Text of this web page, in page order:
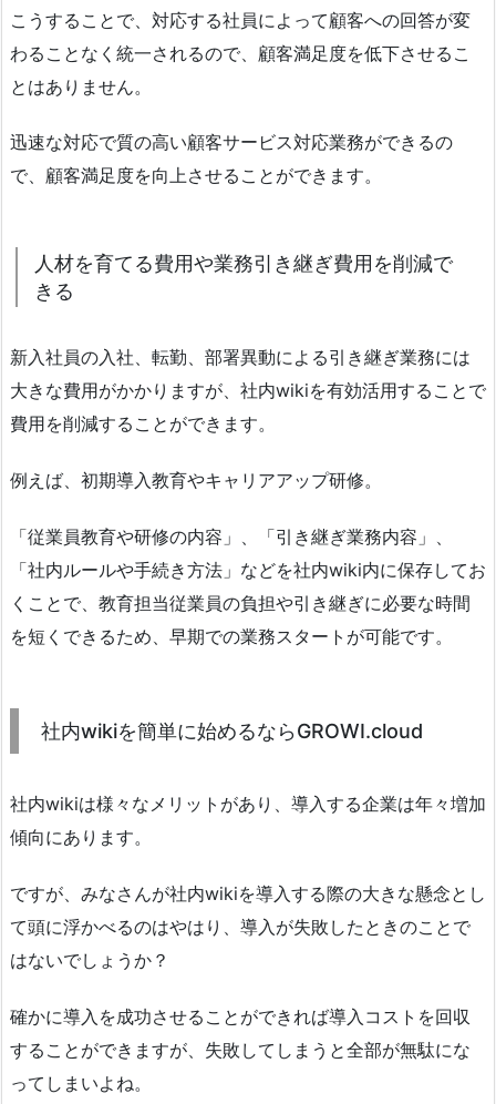
こうすることで、対応する社員によって顧客への回答が変
わることなく統一されるので、顧客満足度を低下させるこ
とはありません。
迅速な対応で質の高い顧客サービス対応業務ができるの
で、顧客満足度を向上させることができます。
人材を育てる費用や業務引き継ぎ費用を削減で
きる
新入社員の入社、転勤、部署異動による引き継ぎ業務には
大きな費用がかかりますが、社内wikiを有効活用することで
費用を削減することができます。
例えば、初期導入教育やキャリアアップ研修。
「従業員教育や研修の内容」、「引き継ぎ業務内容」、
「社内ルールや手続き方法」などを社内wiki内に保存してお
くことで、教育担当従業員の負担や引き継ぎに必要な時間
を短くできるため、早期での業務スタートが可能です。
社内wikiを簡単に始めるならGROWI.cloud
社内wikiは様々なメリットがあり、導入する企業は年々増加
傾向にあります。
ですが、みなさんが社内wikiを導入する際の大きな懸念とし
て頭に浮かべるのはやはり、導入が失敗したときのことで
はないでしょうか？
確かに導入を成功させることができれば導入コストを回収
することができますが、失敗してしまうと全部が無駄にな
ってしまいよね。